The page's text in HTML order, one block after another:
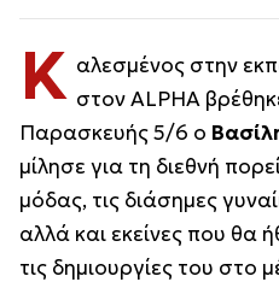
Κ αλεσμένος στην
στον ALPHA
Παρασκευής 5/6 ο
μίλησε για τη διεθνή
μόδας, τις διάσημες
αλλά και εκείνες που θα
τις δημιουργίες του στο